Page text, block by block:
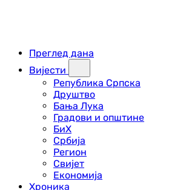
Преглед дана
Вијести
Република Српска
Друштво
Бања Лука
Градови и општине
БиХ
Србија
Регион
Свијет
Економија
Хроника